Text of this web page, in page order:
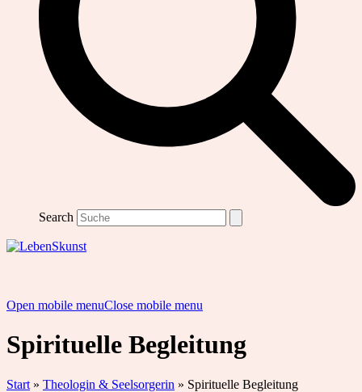
Search
Open mobile menuClose mobile menu
Spirituelle Begleitung
Start » Theologin & Seelsorgerin » Spirituelle Begleitung